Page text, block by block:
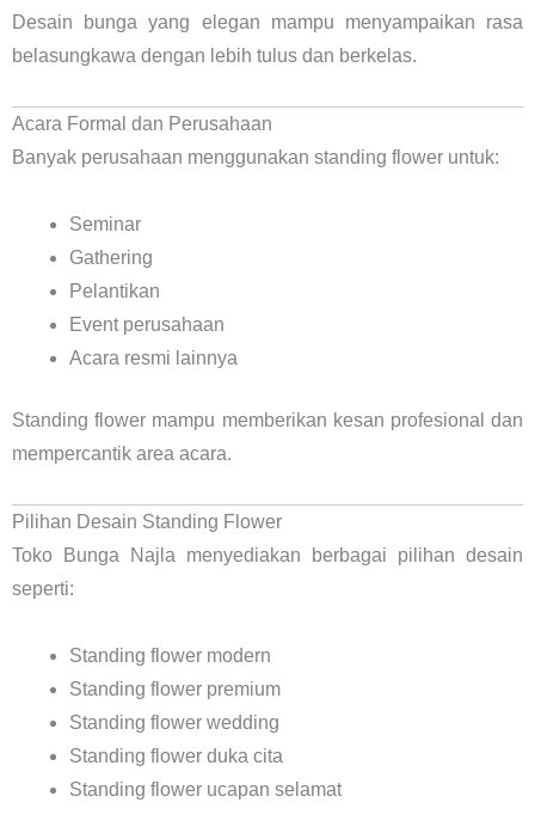
Desain bunga yang elegan mampu menyampaikan rasa
belasungkawa dengan lebih tulus dan berkelas.
Acara Formal dan Perusahaan
Banyak perusahaan menggunakan standing flower untuk:
Seminar
Gathering
Pelantikan
Event perusahaan
Acara resmi lainnya
Standing flower mampu memberikan kesan profesional dan
mempercantik area acara.
Pilihan Desain Standing Flower
Toko Bunga Najla menyediakan berbagai pilihan desain
seperti:
Standing flower modern
Standing flower premium
Standing flower wedding
Standing flower duka cita
Standing flower ucapan selamat